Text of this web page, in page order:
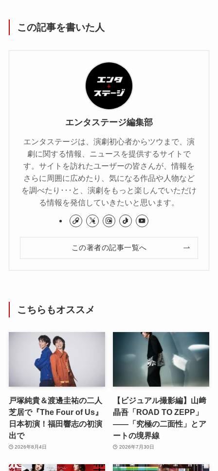
この記事を書いた人
エンタステージ編集部
エンタステージは、演劇初心者からツウまで、演
劇に関する情報、ニュースを提供するサイトで
す。サイトを訪れたユーザーの皆さんが、情報を
さらに周囲に広めたり、気になる作品や人物など
を調べたり･･･と、演劇をもっと楽しんでいただけ
る情報を発信していきたいと思います。
この著者の記事一覧へ
こちらもオススメ
戸塚純貴＆渡邊圭祐の二人
芝居で『The Four of Us』
日本初演！福田響志の初演
出で
2026年8月4日
【ビジュアル撮影編】山﨑
晶吾「ROAD TO ZEPP」
――「究極の二面性」とア
ートの境界線
2026年7月30日